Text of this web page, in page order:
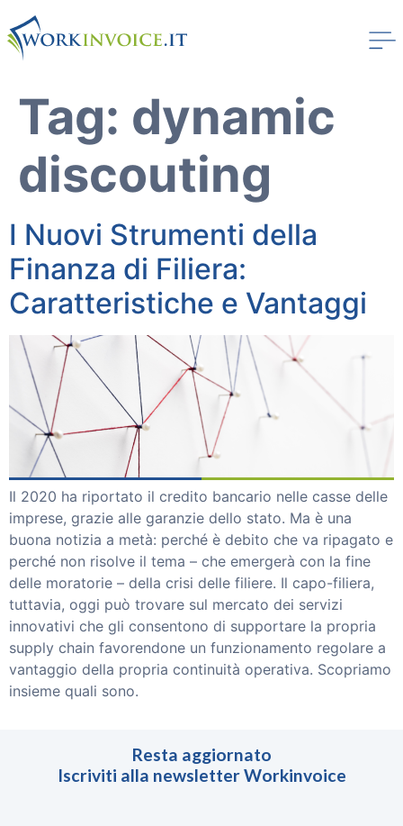
Workinvoice
Chi Siamo
I nostri clienti
Stampa
Soluzioni
Invoice Trading
Smart Reverse
Partnership
Investitori
Blog
Contattaci
ACCEDI
Tag: dynamic
discouting
I Nuovi Strumenti della
Finanza di Filiera:
Caratteristiche e Vantaggi
Il 2020 ha riportato il credito bancario nelle casse delle
imprese, grazie alle garanzie dello stato. Ma è una
buona notizia a metà: perché è debito che va ripagato e
perché non risolve il tema – che emergerà con la fine
delle moratorie – della crisi delle filiere. Il capo-filiera,
tuttavia, oggi può trovare sul mercato dei servizi
innovativi che gli consentono di supportare la propria
supply chain favorendone un funzionamento regolare a
vantaggio della propria continuità operativa. Scopriamo
insieme quali sono.
Resta aggiornato
Iscriviti alla newsletter Workinvoice